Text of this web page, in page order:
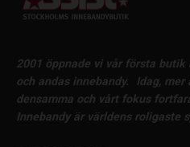
2001 öppnade vi vår första
och andas innebandy.
Idag, mer
densamma och vårt fokus
Innebandy är världens roligaste